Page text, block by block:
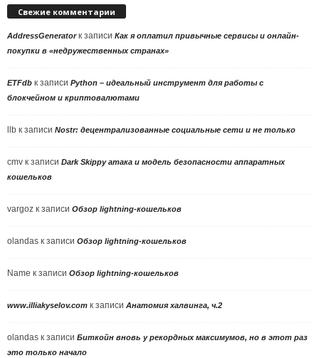
Свежие комментарии
AddressGeneratorк записи Как я оплатил привычные сервисы и онлайн-
покупки в «недружественных странах»
ETFdb к записи Python – идеальный инструмент для работы с
блокчейном и криптовалютами
llb к записи Nostr: децентрализованные социальные сети и не только
cmv к записи Dark Skippy атака и модель безопасности аппаратных
кошельков
vargoz к записи Обзор lightning-кошельков
olandas к записи Обзор lightning-кошельков
Name к записи Обзор lightning-кошельков
www.illiakyselov.com к записи Анатомия халвинга, ч.2
olandas к записи Биткойн вновь у рекордных максимумов, но в этот раз
это только начало